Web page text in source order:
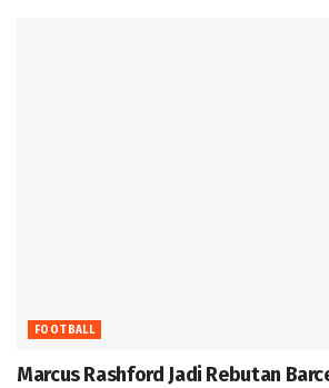
FOOTBALL
Marcus Rashford Jadi Rebutan